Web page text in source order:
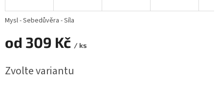
od 309 Kč / ks
cena:
Zvolte variantu
Mysl - Sebedůvěra - Síla